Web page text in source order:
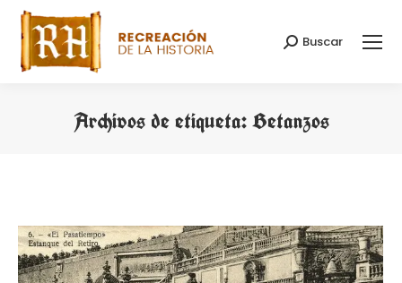
Buscar:
Buscar
Archivos de etiqueta:Betanzos